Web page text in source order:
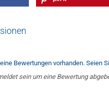
Bewertungen vorhanden. Seien
sein um eine Bewertung